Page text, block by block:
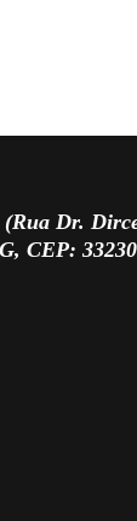
Dr.
CEP: